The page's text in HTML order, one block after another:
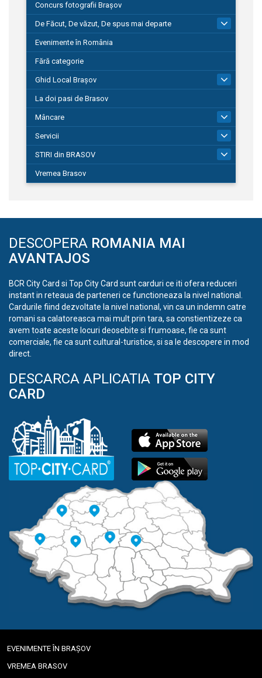
Concurs fotografii Brașov
De Făcut, De văzut, De spus mai departe
149
Evenimente în România
Fără categorie
Ghid Local Brașov
La doi pasi de Brasov
Mâncare
Servicii
STIRI din BRASOV
Vremea Brasov
DESCOPERA ROMANIA MAI
AVANTAJOS
BCR City Card si Top City Card sunt carduri ce iti ofera reduceri
instant in reteaua de parteneri ce functioneaza la nivel national.
Cardurile fiind dezvoltate la nivel national, vin ca un indemn catre
romani sa calatoreasca mai mult prin tara, sa constientizeze ca
avem toate aceste locuri deosebite si frumoase, fie ca sunt
comerciale, fie ca sunt cultural-turistice, si sa le descopere in mod
direct.
DESCARCA APLICATIA TOP CITY
CARD
EVENIMENTE ÎN BRAȘOV
VREMEA BRASOV